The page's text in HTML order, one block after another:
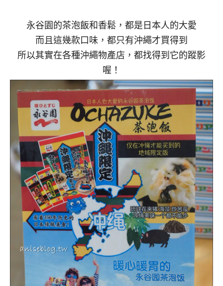
永谷園的茶泡飯和香鬆，都是日本人的大愛
而且這幾款口味，都只有沖繩才買得到
所以其實在各種沖繩物產店，都找得到它的蹤影
喔！